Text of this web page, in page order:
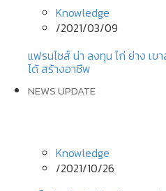
Knowledge
/2021/03/09
แฟรนไชส์ น่า ลงทุน ไก่ ย่าง เข
ได้ สร้างอาชีพ
NEWS UPDATE
Knowledge
/2021/10/26